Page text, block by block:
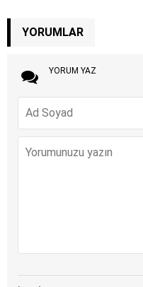
YORUMLAR
YORUM YAZ